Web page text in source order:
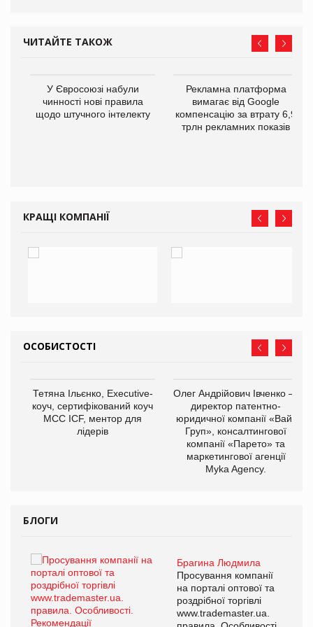
ЧИТАЙТЕ ТАКОЖ
У Євросоюзі набули
чинності нові правила
щодо штучного інтелекту
Рекламна платформа
вимагає від Google
компенсацію за втрату 6,9
трлн рекламних показів
КРАЩІ КОМПАНІЇ
ОСОБИСТОСТІ
Тетяна Ільєнко, Executive-
коуч, сертифікований коуч
МСС ICF, ментор для
лідерів
Олег Андрійович Івченко —
директор патентно-
юридичної компанії «Вайз
Груп», консалтингової
компанії «Парето» та
маркетингової агенції
Myka Agency.
БЛОГИ
Брагина Людмила
Просування компанії
на порталі оптової та
роздрібної торгівлі
www.trademaster.ua.